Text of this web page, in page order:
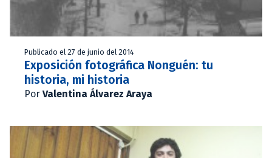
Publicado el 27 de junio del 2014
Exposición fotográfica Nonguén: tu
historia, mi historia
Por Valentina Álvarez Araya